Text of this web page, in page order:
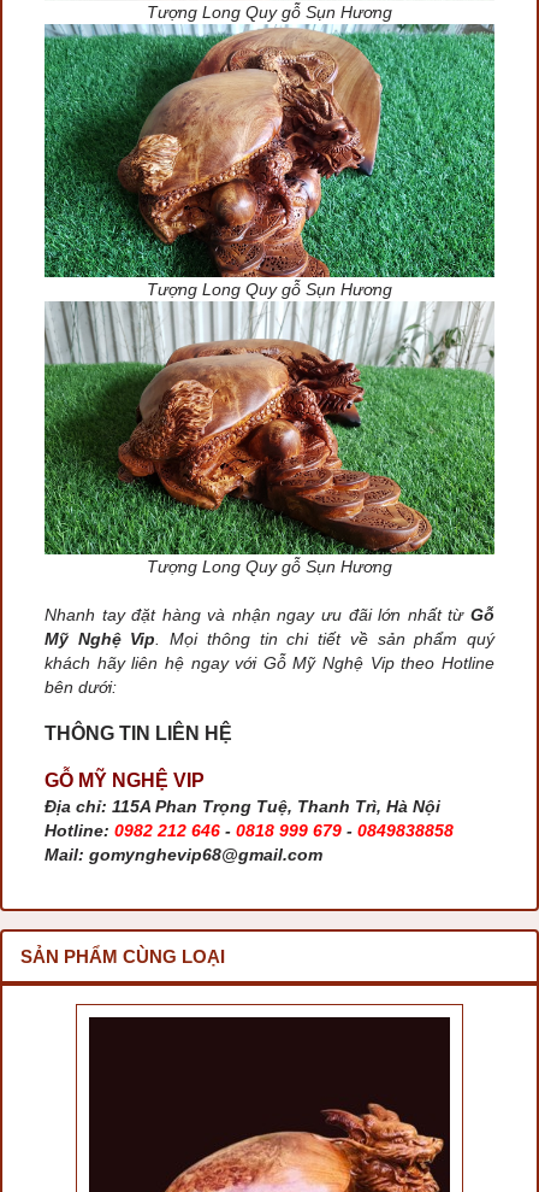
Tượng Long Quy gỗ Sụn Hương
Tượng Long Quy gỗ Sụn Hương
Tượng Long Quy gỗ Sụn Hương
Nhanh tay đặt hàng và nhận ngay ưu đãi lớn nhất từ Gỗ
Mỹ Nghệ Vip. Mọi thông tin chi tiết về sản phẩm quý
khách hãy liên hệ ngay với Gỗ Mỹ Nghệ Vip theo Hotline
bên dưới:
THÔNG TIN LIÊN HỆ
GỖ MỸ NGHỆ VIP
Địa chỉ: 115A Phan Trọng Tuệ, Thanh Trì, Hà Nội
Hotline: 0982 212 646 - 0818 999 679 - 0849838858
Mail: gomynghevip68@gmail.com
SẢN PHẨM CÙNG LOẠI